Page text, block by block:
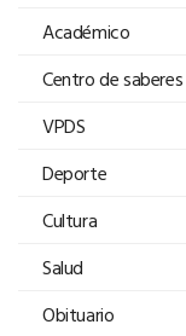
Académico
Centro de saberes
VPDS
Deporte
Cultura
Salud
Obituario